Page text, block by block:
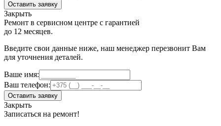
Оставить заявку
Закрыть
Ремонт в сервисном центре с гарантией
до 12 месяцев.
Введите свои данные ниже, наш менеджер перезвонит Вам
для уточнения деталей.
Ваше имя:
Ваш телефон:
Оставить заявку
Закрыть
Записаться на ремонт!